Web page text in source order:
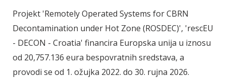
Projekt 'Remotely Operated Systems for CBRN
Decontamination under Hot Zone (ROSDEC)', 'rescEU
- DECON - Croatia' financira Europska unija u iznosu
od 20,757.136 eura bespovratnih sredstava, a
provodi se od 1. ožujka 2022. do 30. rujna 2026.